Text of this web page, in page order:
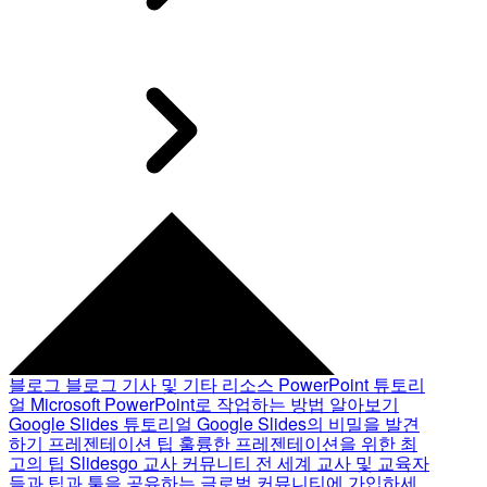
블로그 블로그 기사 및 기타 리소스 PowerPoint 튜토리
얼 Microsoft PowerPoint로 작업하는 방법 알아보기
Google Slides 튜토리얼 Google Slides의 비밀을 발견
하기 프레젠테이션 팁 훌륭한 프레젠테이션을 위한 최
고의 팁 Slidesgo 교사 커뮤니티 전 세계 교사 및 교육자